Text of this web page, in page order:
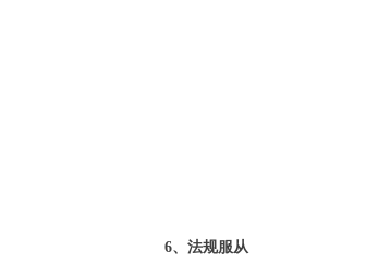
6、法规服从